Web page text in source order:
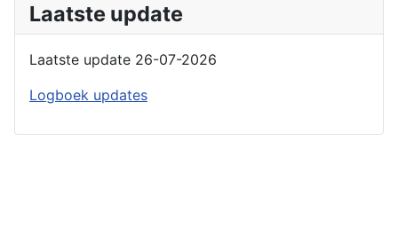
Laatste update
Laatste update 26-07-2026
Logboek updates